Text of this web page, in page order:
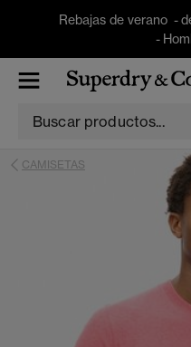
Rebajas de verano -
-
CAMISETAS